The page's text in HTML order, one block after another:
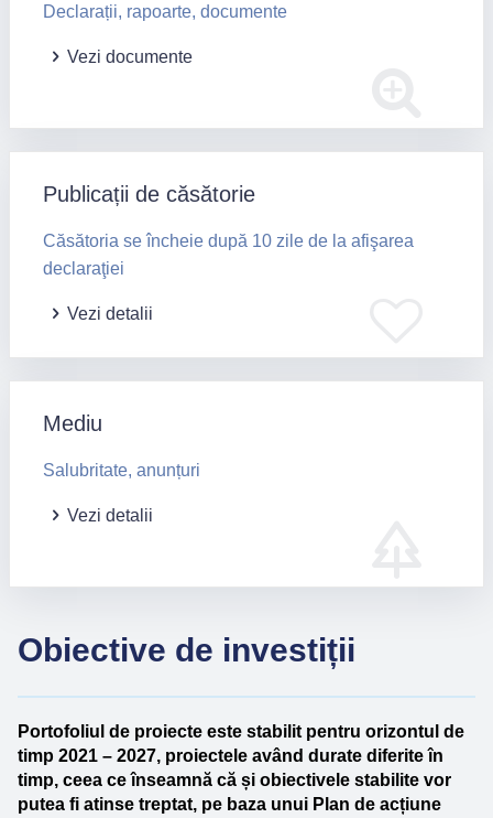
Declarații, rapoarte, documente
Vezi documente
Publicații de căsătorie
Căsătoria se încheie după 10 zile de la afişarea
declaraţiei
Vezi detalii
Mediu
Salubritate, anunțuri
Vezi detalii
Obiective de investiții
Portofoliul de proiecte este stabilit pentru orizontul de
timp 2021 – 2027, proiectele având durate diferite în
timp, ceea ce înseamnă că și obiectivele stabilite vor
putea fi atinse treptat, pe baza unui Plan de acțiune